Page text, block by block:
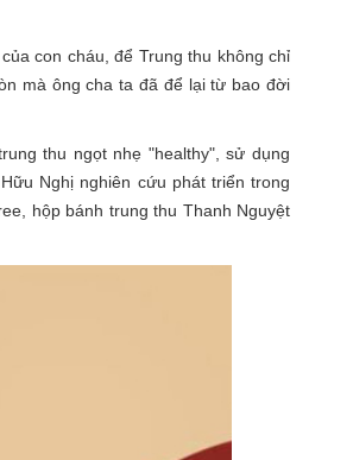
con cháu, để Trung thu không chỉ
mà ông cha ta đã để lại từ bao đời
thu ngọt nhẹ "healthy", sử dụng
Nghị nghiên cứu phát triển trong
hộp bánh trung thu Thanh Nguyệt